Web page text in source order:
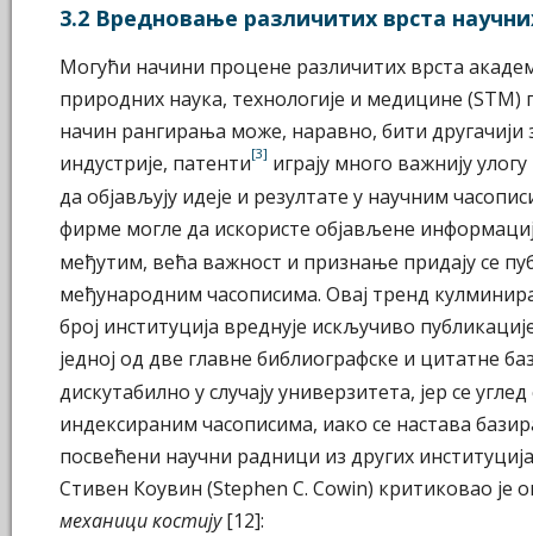
3.2 Вредновање различитих врста
Могући начини процене различитих врста
природних наука, технологије и медицине (STM)
начин рангирања може, наравно, бити другачији
индустрије, патенти[3] играју много важнију
да објављују идеје и резултате у научним
фирме могле да искористе објављене
међутим, већа важност и признање придају се
међународним часописима. Овај тренд
број институција вреднује искључиво
једној од две главне библиографске и цитатне
дискутабилно у случају универзитета, јер се
индексираним часописима, иако се настава
посвећени научни радници из других
Стивен Коувин (Stephen C. Cowin) критиковао је
механици костију[12]: